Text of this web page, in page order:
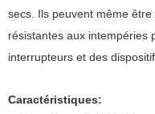
secs. Ils peuvent même
résistantes aux intempéries
interrupteurs et des
Caractéristiques: